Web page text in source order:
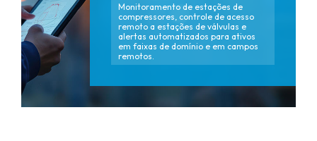
Monitoramento de estações de
compressores, controle de acesso
remoto a estações de válvulas e
alertas automatizados para ativos
em faixas de domínio e em campos
remotos.